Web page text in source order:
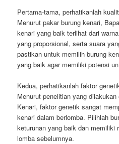
Pertama-tama, perhatikanlah
Menurut pakar burung kenari,
kenari yang baik terlihat dari
yang proporsional, serta suara
pastikan untuk memilih burung
yang baik agar memiliki potensi
Kedua, perhatikanlah faktor
Menurut penelitian yang
Kenari, faktor genetik sangat
kenari dalam berlomba. Pilihlah
keturunan yang baik dan memiliki
lomba sebelumnya.